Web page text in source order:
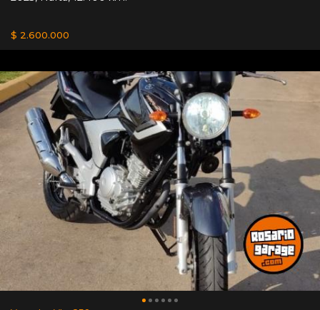
$ 2.600.000